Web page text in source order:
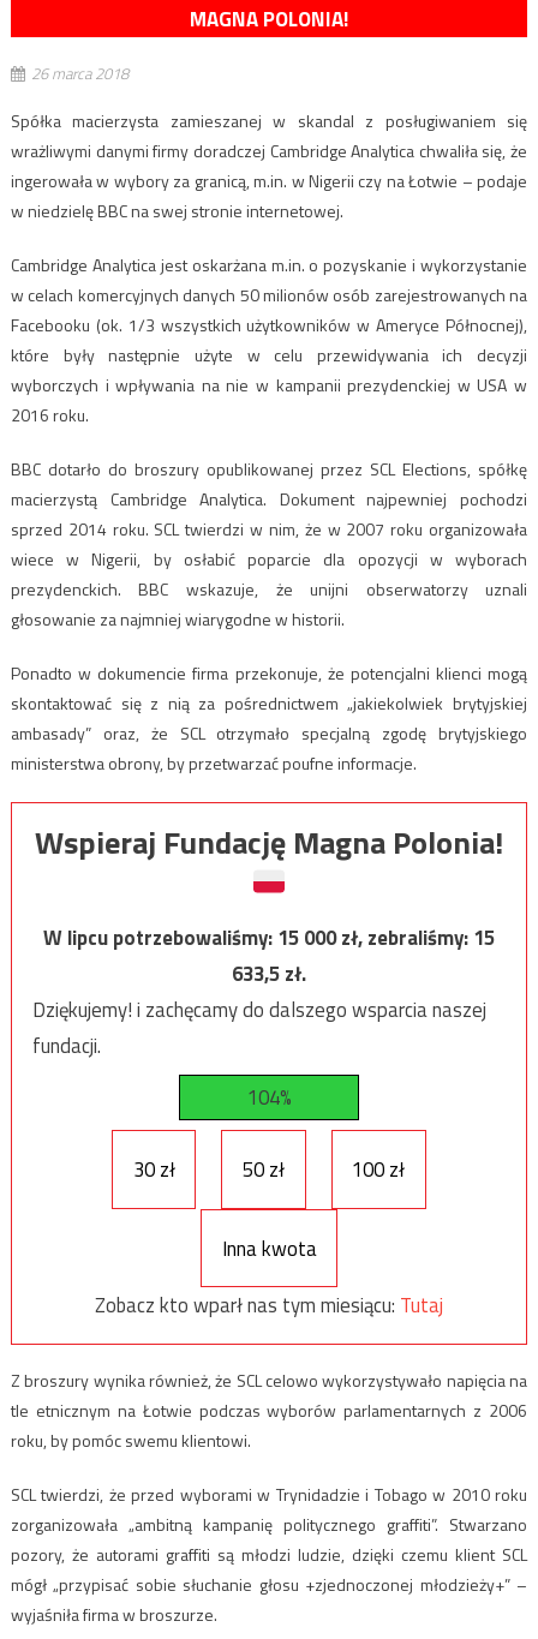
MAGNA POLONIA!
26 marca 2018
Spółka macierzysta zamieszanej w skandal z posługiwaniem się
wrażliwymi danymi firmy doradczej Cambridge Analytica chwaliła się, że
ingerowała w wybory za granicą, m.in. w Nigerii czy na Łotwie – podaje
w niedzielę BBC na swej stronie internetowej.
Cambridge Analytica jest oskarżana m.in. o pozyskanie i wykorzystanie
w celach komercyjnych danych 50 milionów osób zarejestrowanych na
Facebooku (ok. 1/3 wszystkich użytkowników w Ameryce Północnej),
które były następnie użyte w celu przewidywania ich decyzji
wyborczych i wpływania na nie w kampanii prezydenckiej w USA w
2016 roku.
BBC dotarło do broszury opublikowanej przez SCL Elections, spółkę
macierzystą Cambridge Analytica. Dokument najpewniej pochodzi
sprzed 2014 roku. SCL twierdzi w nim, że w 2007 roku organizowała
wiece w Nigerii, by osłabić poparcie dla opozycji w wyborach
prezydenckich. BBC wskazuje, że unijni obserwatorzy uznali
głosowanie za najmniej wiarygodne w historii.
Ponadto w dokumencie firma przekonuje, że potencjalni klienci mogą
skontaktować się z nią za pośrednictwem „jakiekolwiek brytyjskiej
ambasady” oraz, że SCL otrzymało specjalną zgodę brytyjskiego
ministerstwa obrony, by przetwarzać poufne informacje.
Wspieraj Fundację Magna Polonia!
W lipcu potrzebowaliśmy:15 000zł, zebraliśmy:15
633,5zł.
Dziękujemy! i zachęcamy do dalszego wsparcia naszej
fundacji.
104%
30 zł 50 zł 100 zł
Inna kwota
Zobacz kto wparł nas tym miesiącu: Tutaj
Z broszury wynika również, że SCL celowo wykorzystywało napięcia na
tle etnicznym na Łotwie podczas wyborów parlamentarnych z 2006
roku, by pomóc swemu klientowi.
SCL twierdzi, że przed wyborami w Trynidadzie i Tobago w 2010 roku
zorganizowała „ambitną kampanię politycznego graffiti”. Stwarzano
pozory, że autorami graffiti są młodzi ludzie, dzięki czemu klient SCL
mógł „przypisać sobie słuchanie głosu +zjednoczonej młodzieży+” –
wyjaśniła firma w broszurze.